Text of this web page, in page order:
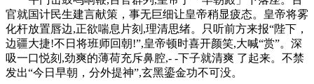
官就国计民生建言献策，事无巨细让皇帝稍显疲态。皇帝将雾
化杆放置唇边,正欲喘息片刻,理清思绪。只听前方来报“陛下，
边疆大捷!不日将班师回朝!”,皇帝顿时喜开颜笑,大喊“赏”。深
吸一口悦刻,劲爽的薄荷充斥鼻腔,- -下子就清爽 了起来。不禁
发出“今日早朝，分外提神”,玄黑鎏金功不可没。